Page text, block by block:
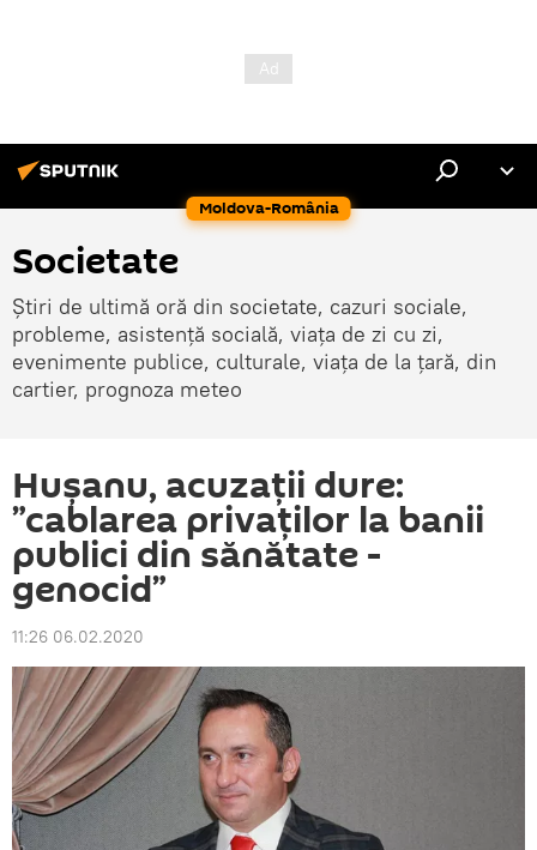
Moldova-România
Societate
Știri de ultimă oră din societate, cazuri sociale,
probleme, asistență socială, viața de zi cu zi,
evenimente publice, culturale, viața de la țară, din
cartier, prognoza meteo
Hușanu, acuzații dure:
”cablarea privaților la banii
publici din sănătate -
genocid”
11:26 06.02.2020